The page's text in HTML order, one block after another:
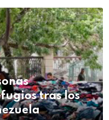
tras los